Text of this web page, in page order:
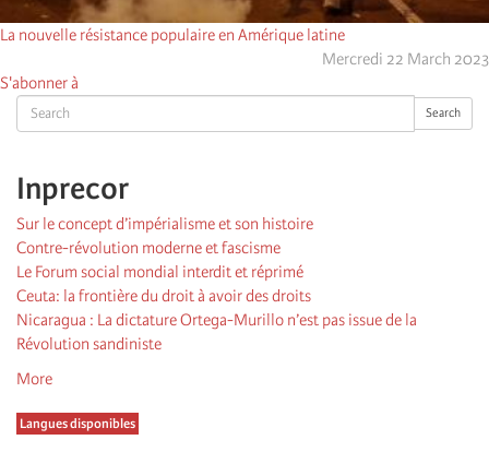
Search Search
Inprecor
Sur le concept d’impérialisme et son histoire
Contre-révolution moderne et fascisme
Le Forum social mondial interdit et réprimé
Ceuta: la frontière du droit à avoir des droits
Nicaragua : La dictature Ortega-Murillo n’est pas issue de la
Révolution sandiniste
More
Langues disponibles
La nouvelle résistance populaire en Amérique latine
Mercredi 22 March 2023
S'abonner à